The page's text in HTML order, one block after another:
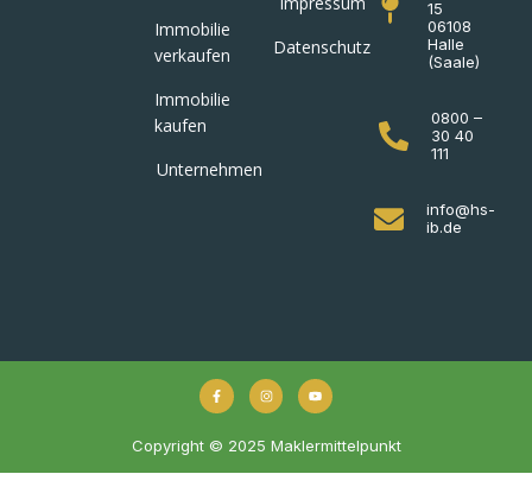
Immobilie
verkaufen
Immobilie
kaufen
Unternehmen
Datenschutz
15
06108
Halle
(Saale)
0800 –
30 40
111
info@hs-
ib.de
Copyright © 2025 Maklermittelpunkt